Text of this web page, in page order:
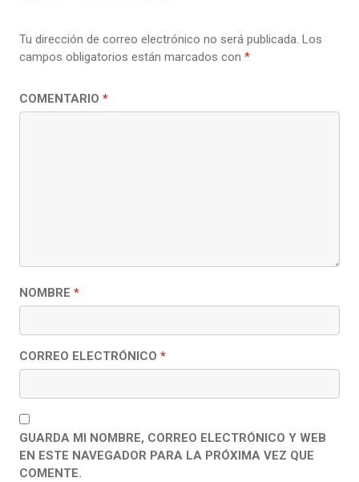
Tu dirección de correo electrónico no será publicada. Los
campos obligatorios están marcados con *
COMENTARIO *
NOMBRE *
CORREO ELECTRÓNICO *
GUARDA MI NOMBRE, CORREO ELECTRÓNICO Y WEB
EN ESTE NAVEGADOR PARA LA PRÓXIMA VEZ QUE
COMENTE.